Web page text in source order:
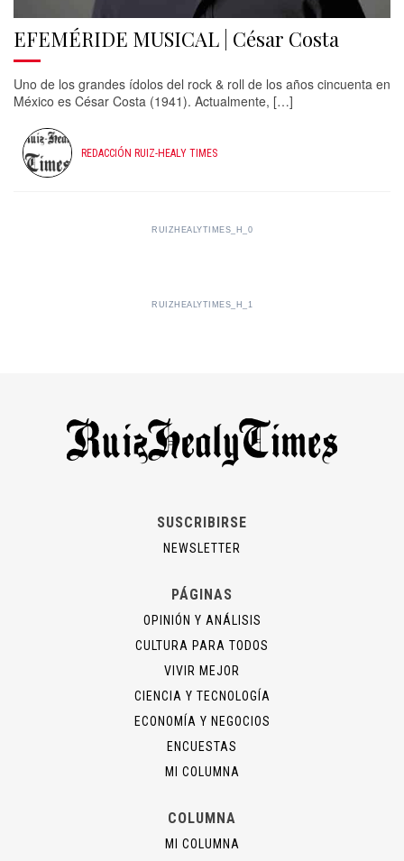
EFEMÉRIDE MUSICAL | César Costa
Uno de los grandes ídolos del rock & roll de los años cincuenta en
México es César Costa (1941). Actualmente, […]
REDACCIÓN RUIZ-HEALY TIMES
RUIZHEALYTIMES_H_0
RUIZHEALYTIMES_H_1
SUSCRIBIRSE
NEWSLETTER
PÁGINAS
OPINIÓN Y ANÁLISIS
CULTURA PARA TODOS
VIVIR MEJOR
CIENCIA Y TECNOLOGÍA
ECONOMÍA Y NEGOCIOS
ENCUESTAS
MI COLUMNA
COLUMNA
MI COLUMNA